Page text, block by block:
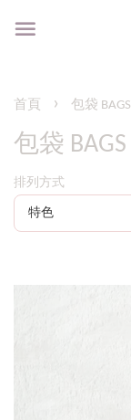
首頁 › 包袋 BAGS
包袋 BAGS
排列方式